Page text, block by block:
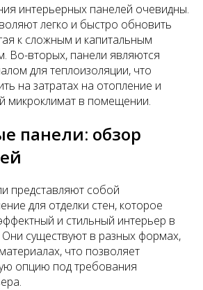
интерьерных панелей очевидны.
легко и быстро обновить
к сложным и капитальным
Во-вторых, панели являются
для теплоизоляции, что
на затратах на отопление и
микроклимат в помещении.
панели: обзор
представляют собой
для отделки стен, которое
и стильный интерьер в
существуют в разных формах,
что позволяет
опцию под требования